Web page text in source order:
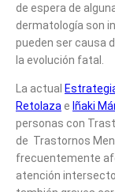
de espera de
dermatología son
pueden ser causa
la evolución fatal.
La actual
Retolaza e Iñaki
personas con
de Trastornos
frecuentemente
atención